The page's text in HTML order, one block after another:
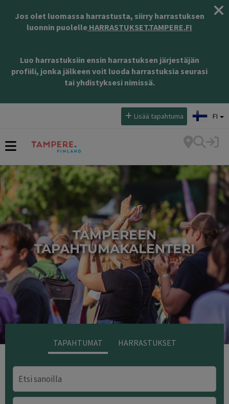
Jos olet luomassa harrastusta, siirry harrastuksen
luonnin puolelle HARRASTUKSET.TAMPERE.FI
Luo harrastuksiin ensin harrastuksen järjestäjän
profiili, jonka jälkeen voit luoda harrastuksia seurasi
tai yhdistyksesi nimissä.
Lisää tapahtuma FI
TAMPEREEN
TAPAHTUMAKALENTERI
TAPAHTUMAT HARRASTUKSET